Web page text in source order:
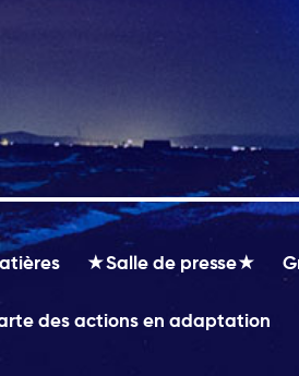
★Salle de presse★
des actions en adaptation